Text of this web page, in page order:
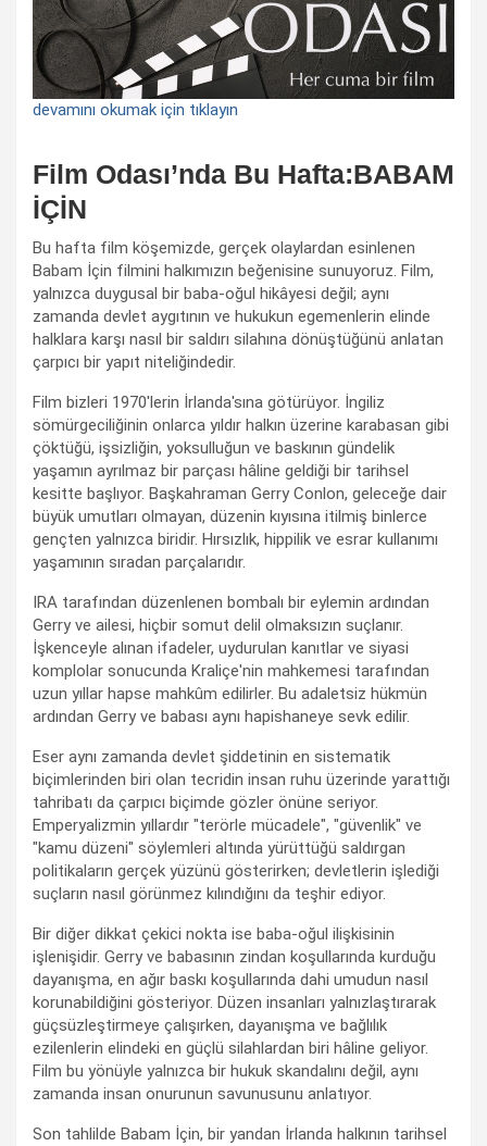
devamını okumak için tıklayın
Film Odası’nda Bu Hafta:BABAM
İÇİN
Bu hafta film köşemizde, gerçek olaylardan esinlenen
Babam İçin filmini halkımızın beğenisine sunuyoruz. Film,
yalnızca duygusal bir baba-oğul hikâyesi değil; aynı
zamanda devlet aygıtının ve hukukun egemenlerin elinde
halklara karşı nasıl bir saldırı silahına dönüştüğünü anlatan
çarpıcı bir yapıt niteliğindedir.
Film bizleri 1970'lerin İrlanda'sına götürüyor. İngiliz
sömürgeciliğinin onlarca yıldır halkın üzerine karabasan gibi
çöktüğü, işsizliğin, yoksulluğun ve baskının gündelik
yaşamın ayrılmaz bir parçası hâline geldiği bir tarihsel
kesitte başlıyor. Başkahraman Gerry Conlon, geleceğe dair
büyük umutları olmayan, düzenin kıyısına itilmiş binlerce
gençten yalnızca biridir. Hırsızlık, hippilik ve esrar kullanımı
yaşamının sıradan parçalarıdır.
IRA tarafından düzenlenen bombalı bir eylemin ardından
Gerry ve ailesi, hiçbir somut delil olmaksızın suçlanır.
İşkenceyle alınan ifadeler, uydurulan kanıtlar ve siyasi
komplolar sonucunda Kraliçe'nin mahkemesi tarafından
uzun yıllar hapse mahkûm edilirler. Bu adaletsiz hükmün
ardından Gerry ve babası aynı hapishaneye sevk edilir.
Eser aynı zamanda devlet şiddetinin en sistematik
biçimlerinden biri olan tecridin insan ruhu üzerinde yarattığı
tahribatı da çarpıcı biçimde gözler önüne seriyor.
Emperyalizmin yıllardır "terörle mücadele", "güvenlik" ve
"kamu düzeni" söylemleri altında yürüttüğü saldırgan
politikaların gerçek yüzünü gösterirken; devletlerin işlediği
suçların nasıl görünmez kılındığını da teşhir ediyor.
Bir diğer dikkat çekici nokta ise baba-oğul ilişkisinin
işlenişidir. Gerry ve babasının zindan koşullarında kurduğu
dayanışma, en ağır baskı koşullarında dahi umudun nasıl
korunabildiğini gösteriyor. Düzen insanları yalnızlaştırarak
güçsüzleştirmeye çalışırken, dayanışma ve bağlılık
ezilenlerin elindeki en güçlü silahlardan biri hâline geliyor.
Film bu yönüyle yalnızca bir hukuk skandalını değil, aynı
zamanda insan onurunun savunusunu anlatıyor.
Son tahlilde Babam İçin, bir yandan İrlanda halkının tarihsel